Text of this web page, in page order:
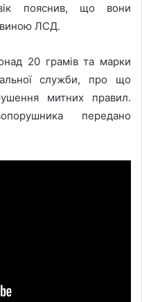
пояснив, що вони
ЛСД.
20 грамів та марки
служби, про що
митних правил.
передано